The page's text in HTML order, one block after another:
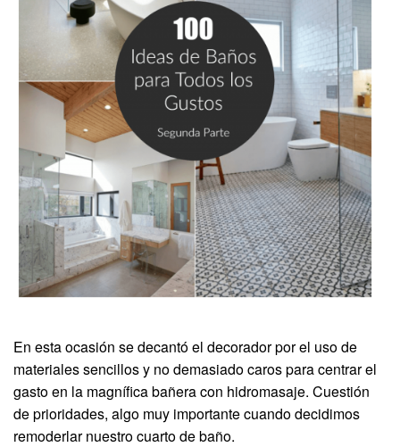
En esta ocasión se decantó el decorador por el uso de
materiales sencillos y no demasiado caros para centrar el
gasto en la magnífica bañera con hidromasaje. Cuestión
de prioridades, algo muy importante cuando decidimos
remoderlar nuestro cuarto de baño.